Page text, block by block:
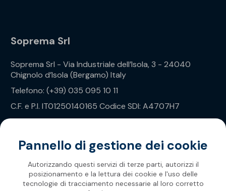
Soprema Srl
Soprema Srl - Via Industriale dell’Isola, 3 - 24040
Chignolo d’Isola (Bergamo) Italy
Telefono: (+39) 035 095 10 11
C.F. e P.I. IT01250140165 Codice SDI: A4707H7
Privacy Policy
Pannello di gestione dei cookie
Autorizzando questi servizi di terze parti, autorizzi il
posizionamento e la lettura dei cookie e l'uso delle
tecnologie di tracciamento necessarie al loro corretto